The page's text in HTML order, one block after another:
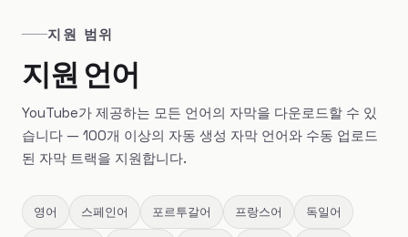
지원 범위
지원 언어
YouTube가 제공하는 모든 언어의 자막을 다운로드할 수 있
습니다 — 100개 이상의 자동 생성 자막 언어와 수동 업로드
된 자막 트랙을 지원합니다.
영어 스페인어 포르투갈어 프랑스어 독일어